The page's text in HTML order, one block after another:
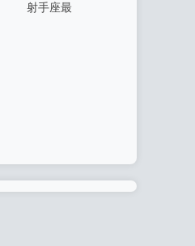
座模型图
射手座最
(射手座最